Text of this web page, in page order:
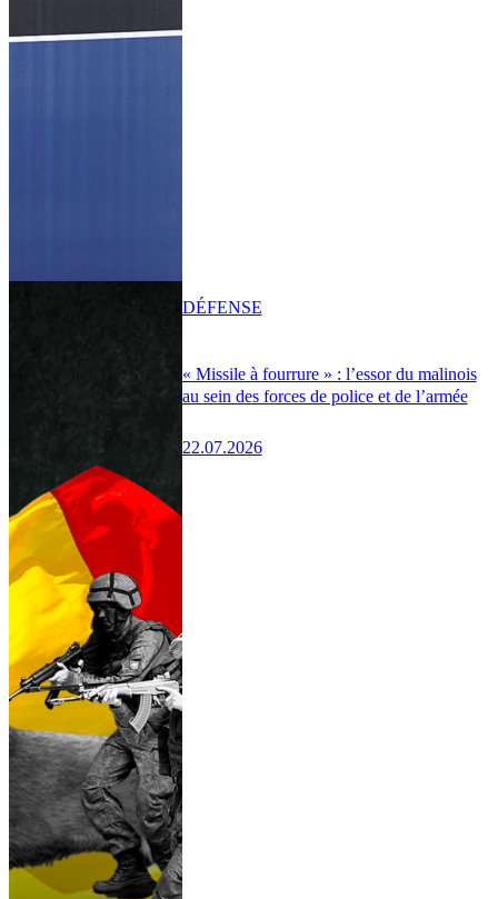
« Missile à fourrure » : l’essor du malinois
au sein des forces de police et de l’armée
22.07.2026
DÉFENSE